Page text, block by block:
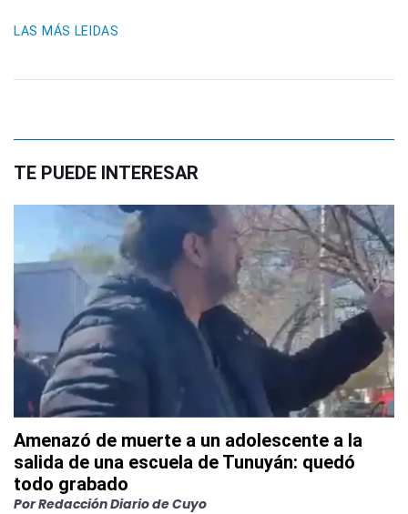
LAS MÁS LEIDAS
TE PUEDE INTERESAR
Amenazó de muerte a un adolescente a la
salida de una escuela de Tunuyán: quedó
todo grabado
PorRedacción Diario de Cuyo